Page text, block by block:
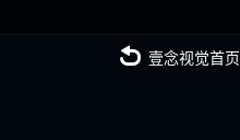
壹念视觉首页